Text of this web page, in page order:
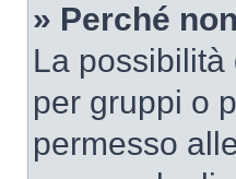
» Perché
La
per gruppi o
permesso